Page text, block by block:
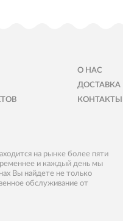
О НАС
ДОСТАВКА
КОНТАКТЫ
на рынке более пяти
и каждый день мы
Вы найдете не только
обслуживание от